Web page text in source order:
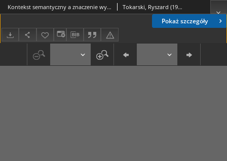
Pokaż szczegóły
Kontekst semantyczny a znaczenie wyrazu homonimicznego : (na przykładzie wyrazu "pokój") Tokarski, Ryszard (1947-)